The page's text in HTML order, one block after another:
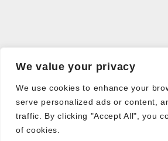
We value your privacy
We use cookies to enhance your
serve personalized ads or content,
traffic. By clicking "Accept All", you
of cookies.